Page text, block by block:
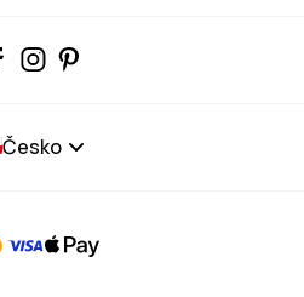
Česko